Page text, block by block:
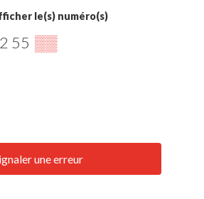
le(s) numéro(s)
55 ▒▒
une erreur